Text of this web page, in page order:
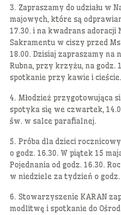
3. Zapraszamy do udziału w
majowych, które są
17.30. i na kwadrans adoracji
Sakramentu w ciszy przed
18.00. Dzisiaj zapraszamy na
Rubna, przy krzyżu, na godz.
spotkanie przy kawie i cieście.
4. Młodzież przygotowująca
spotyka się we czwartek,
św. w salce parafialnej.
5. Próba dla dzieci
o godz. 16.30. W piątek 15
Pojednania od godz. 16.30.
w niedziele za tydzień o godz.
6. Stowarzyszenie KARAN
modlitwę i spotkanie do